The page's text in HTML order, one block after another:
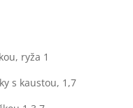
ryža 1
s kaustou, 1,7